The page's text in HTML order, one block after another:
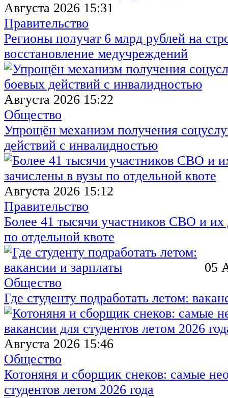
Августа 2026 15:31
Правительство
Регионы получат 6 млрд рублей на
восстановление медучреждений
Августа 2026 15:22
Общество
Упрощён механизм получения
действий с инвалидностью
Августа 2026 15:12
Правительство
Более 41 тысячи участников СВО и их
по отдельной квоте
05
Общество
Где студенту подработать летом:
Августа 2026 15:46
Общество
Котоняня и сборщик снеков: самые
студентов летом 2026 года